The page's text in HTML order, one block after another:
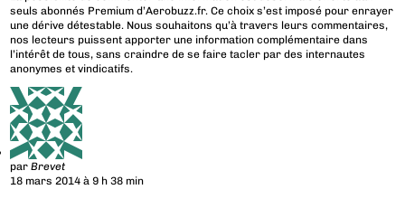
seuls abonnés Premium d’Aerobuzz.fr. Ce choix s’est imposé pour enrayer
une dérive détestable. Nous souhaitons qu’à travers leurs commentaires,
nos lecteurs puissent apporter une information complémentaire dans
l’intérêt de tous, sans craindre de se faire tacler par des internautes
anonymes et vindicatifs.
parBrevet
18 mars 2014 à 9 h 38 min